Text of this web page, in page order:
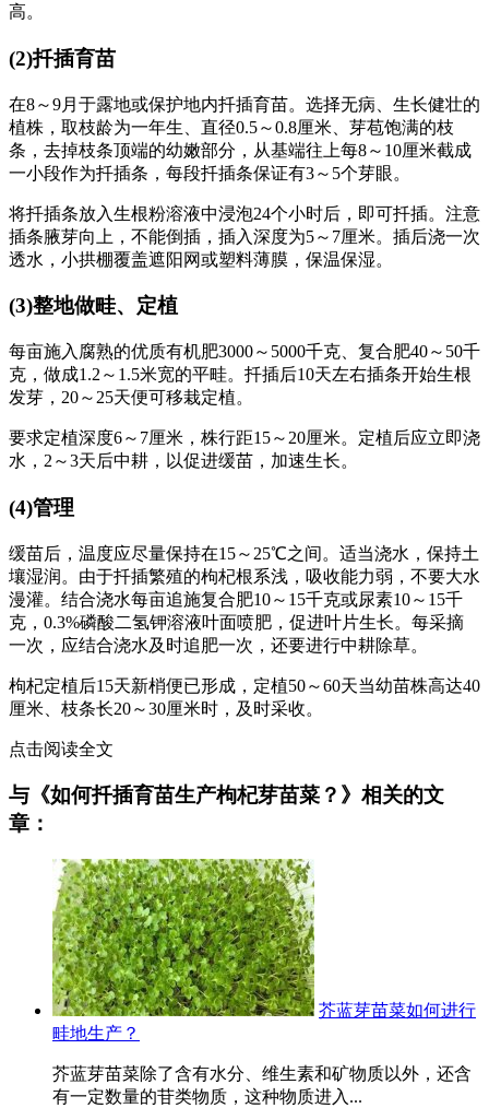
高。
(2)扦插育苗
在8～9月于露地或保护地内扦插育苗。选择无病、生长健壮的
植株，取枝龄为一年生、直径0.5～0.8厘米、芽苞饱满的枝
条，去掉枝条顶端的幼嫩部分，从基端往上每8～10厘米截成
一小段作为扦插条，每段扦插条保证有3～5个芽眼。
将扦插条放入生根粉溶液中浸泡24个小时后，即可扦插。注意
插条腋芽向上，不能倒插，插入深度为5～7厘米。插后浇一次
透水，小拱棚覆盖遮阳网或塑料薄膜，保温保湿。
(3)整地做畦、定植
每亩施入腐熟的优质有机肥3000～5000千克、复合肥40～50千
克，做成1.2～1.5米宽的平畦。扦插后10天左右插条开始生根
发芽，20～25天便可移栽定植。
要求定植深度6～7厘米，株行距15～20厘米。定植后应立即浇
水，2～3天后中耕，以促进缓苗，加速生长。
(4)管理
缓苗后，温度应尽量保持在15～25℃之间。适当浇水，保持土
壤湿润。由于扦插繁殖的枸杞根系浅，吸收能力弱，不要大水
漫灌。结合浇水每亩追施复合肥10～15千克或尿素10～15千
克，0.3%磷酸二氢钾溶液叶面喷肥，促进叶片生长。每采摘
一次，应结合浇水及时追肥一次，还要进行中耕除草。
枸杞定植后15天新梢便已形成，定植50～60天当幼苗株高达40
厘米、枝条长20～30厘米时，及时采收。
点击阅读全文
与《如何扦插育苗生产枸杞芽苗菜？》相关的文
章：
芥蓝芽苗菜如何进行
畦地生产？
芥蓝芽苗菜除了含有水分、维生素和矿物质以外，还含
有一定数量的苷类物质，这种物质进入...